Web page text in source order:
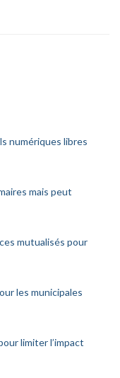
numériques libres
mais peut
mutualisés pour
les municipales
limiter l’impact